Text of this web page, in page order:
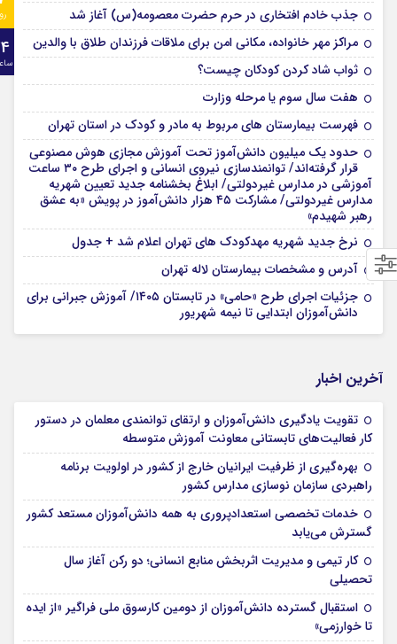
جذب خادم افتخاری در حرم حضرت معصومه(س) آغاز شد
مراکز مهر خانواده، مکانی امن برای ملاقات فرزندان طلاق با والدین
ثواب شاد کردن کودکان چیست؟
هفت سال سوم یا مرحله وزارت
فهرست بیمارستان های مربوط به مادر و کودک در استان تهران
حدود یک میلیون دانش‌آموز تحت آموزش مجازی هوش مصنوعی
قرار گرفته‌اند/ توانمندسازی نیروی انسانی و اجرای طرح ۳۰ ساعت
آموزشی در مدارس غیردولتی/ ابلاغ بخشنامه جدید تعیین شهریه
مدارس غیردولتی/ مشارکت ۴۵ هزار دانش‌آموز در پویش «به عشق
رهبر شهیدم»
نرخ جدید شهریه مهدکودک های تهران اعلام شد + جدول
آدرس و مشخصات بیمارستان لاله تهران
جزئیات اجرای طرح «حامی» در تابستان ۱۴۰۵/ آموزش جبرانی برای
دانش‌آموزان ابتدایی تا نیمه شهریور
آخرین اخبار
تقویت یادگیری دانش‌آموزان و ارتقای توانمندی معلمان در دستور
کار فعالیت‌های تابستانی معاونت آموزش متوسطه
بهره‌گیری از ظرفیت ایرانیان خارج از کشور در اولویت برنامه
راهبردی سازمان نوسازی مدارس کشور
خدمات تخصصی استعدادپروری به همه دانش‌آموزان مستعد کشور
گسترش می‌یابد
کار تیمی و مدیریت اثربخش منابع انسانی؛ دو رکن آغاز سال
تحصیلی
استقبال گسترده دانش‌آموزان از دومین کارسوق ملی فراگیر «از ایده
تا خوارزمی»